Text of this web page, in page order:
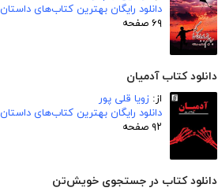
دانلود رایگان بهترین کتاب‌های داستان
۶۹ صفحه
دانلود کتاب آدمیان
از: زویا قلی پور
دانلود رایگان بهترین کتاب‌های داستان
۹۲ صفحه
دانلود کتاب در جستجوی خویش‌تن